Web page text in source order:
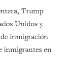
Trump
Unidos y
inmigración
inmigrantes en